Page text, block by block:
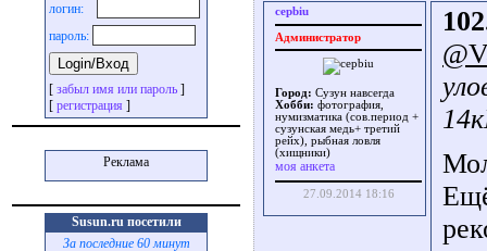
логин:
пароль:
[ забыл имя или пароль ]
[ регистрация ]
Реклама
Susun.ru посетили
За последние 60 минут
cepbiu
Администратор
Город: Сузун навсегда
Хобби: фотография,
нумизматика (сов.период +
сузунская медь+ третий
рейх), рыбная ловля
(хищники)
моя анкета
27.09.2014 18:16